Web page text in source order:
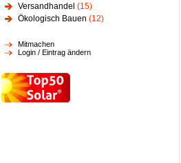
Versandhandel (15)
Ökologisch Bauen (12)
Mitmachen
Login / Eintrag ändern